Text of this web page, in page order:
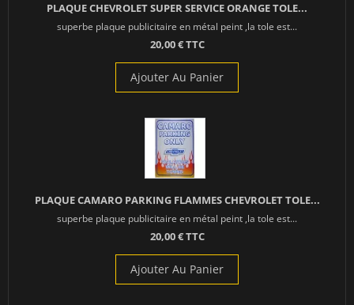
PLAQUE CHEVROLET SUPER SERVICE ORANGE TOLE...
superbe plaque publicitaire en métal peint ,la tole est...
20,00 € TTC
Ajouter Au Panier
PLAQUE CAMARO PARKING FLAMMES CHEVROLET TOLE...
superbe plaque publicitaire en métal peint ,la tole est...
20,00 € TTC
Ajouter Au Panier